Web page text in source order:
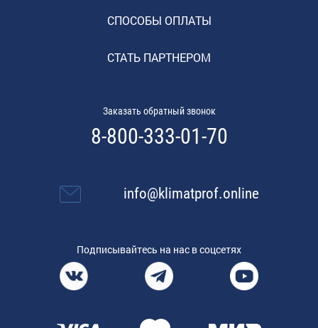
СПОСОБЫ ОПЛАТЫ
СТАТЬ ПАРТНЕРОМ
Заказать обратный звонок
8-800-333-01-70
info@klimatprof.online
Подписывайтесь на нас в соцсетях